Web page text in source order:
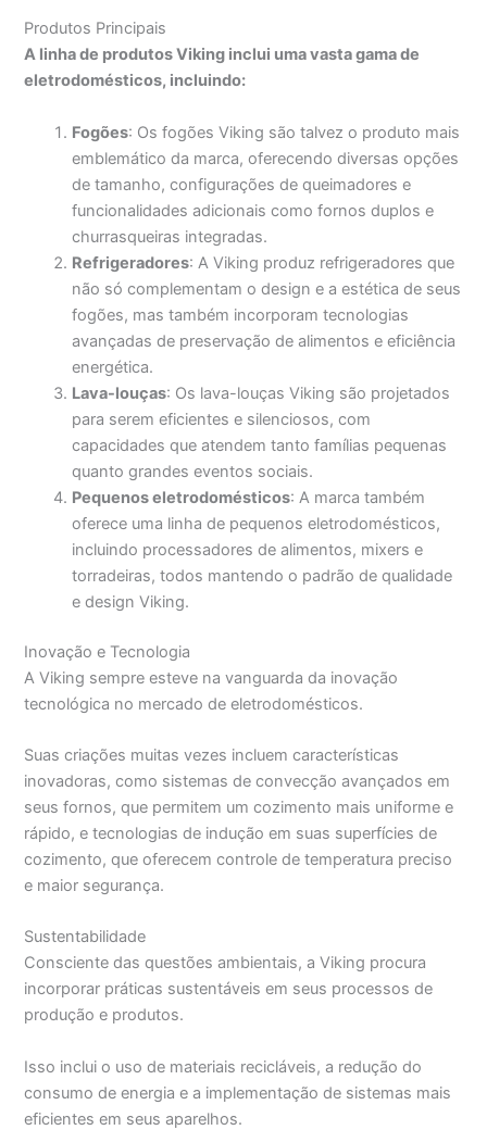
Produtos Principais
A linha de produtos Viking inclui uma vasta gama de
eletrodomésticos, incluindo:
Fogões: Os fogões Viking são talvez o produto mais
emblemático da marca, oferecendo diversas opções
de tamanho, configurações de queimadores e
funcionalidades adicionais como fornos duplos e
churrasqueiras integradas.
Refrigeradores: A Viking produz refrigeradores que
não só complementam o design e a estética de seus
fogões, mas também incorporam tecnologias
avançadas de preservação de alimentos e eficiência
energética.
Lava-louças: Os lava-louças Viking são projetados
para serem eficientes e silenciosos, com
capacidades que atendem tanto famílias pequenas
quanto grandes eventos sociais.
Pequenos eletrodomésticos: A marca também
oferece uma linha de pequenos eletrodomésticos,
incluindo processadores de alimentos, mixers e
torradeiras, todos mantendo o padrão de qualidade
e design Viking.
Inovação e Tecnologia
A Viking sempre esteve na vanguarda da inovação
tecnológica no mercado de eletrodomésticos.
Suas criações muitas vezes incluem características
inovadoras, como sistemas de convecção avançados em
seus fornos, que permitem um cozimento mais uniforme e
rápido, e tecnologias de indução em suas superfícies de
cozimento, que oferecem controle de temperatura preciso
e maior segurança.
Sustentabilidade
Consciente das questões ambientais, a Viking procura
incorporar práticas sustentáveis em seus processos de
produção e produtos.
Isso inclui o uso de materiais recicláveis, a redução do
consumo de energia e a implementação de sistemas mais
eficientes em seus aparelhos.